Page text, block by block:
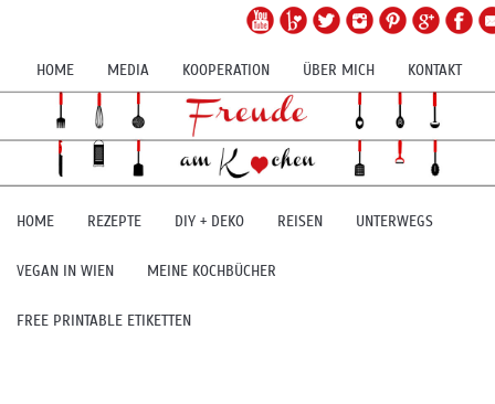
HOME MEDIA KOOPERATION ÜBER MICH KONTAKT
HOME REZEPTE DIY + DEKO REISEN UNTERWEGS
VEGAN IN WIEN MEINE KOCHBÜCHER
FREE PRINTABLE ETIKETTEN